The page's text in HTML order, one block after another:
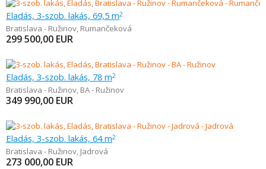
Eladás, 3-szob. lakás, 69,5 m2
Bratislava - Ružinov, Rumančeková
299 500,00 EUR
Eladás, 3-szob. lakás, 78 m2
Bratislava - Ružinov, BA - Ružinov
349 990,00 EUR
Eladás, 3-szob. lakás, 64 m2
Bratislava - Ružinov, Jadrová
273 000,00 EUR